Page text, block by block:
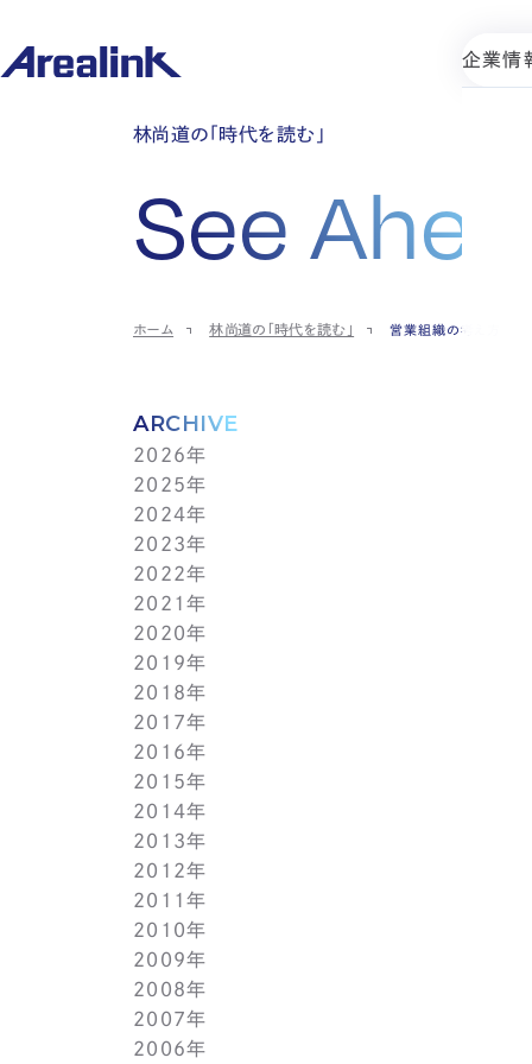
企業情
林尚道の「時代を読む」
See Ahead
ホーム 林尚道の「時代を読む」 営業組織の考え方
ARCHIVE
2026年
7月(1)
6月(1)
5月(1)
4月(1)
3月(1)
2月(1)
1月(1)
2025年
12月(1)
11月(1)
10月(1)
9月(1)
8月(1)
7月(1)
6月(1)
5月(1)
4月(1)
3月(1)
2月(1)
1月(2)
2024年
11月(1)
10月(1)
9月(1)
8月(1)
7月(1)
6月(1)
5月(1)
4月(1)
3月(1)
2月(1)
1月(2)
2023年
11月(1)
10月(1)
9月(1)
8月(1)
7月(1)
6月(1)
5月(1)
4月(1)
3月(1)
2月(1)
1月(2)
2022年
11月(1)
10月(1)
9月(1)
8月(1)
7月(1)
6月(1)
5月(1)
4月(1)
3月(2)
1月(2)
2021年
11月(1)
10月(1)
9月(1)
8月(1)
7月(1)
6月(1)
5月(1)
4月(1)
3月(1)
2月(1)
1月(2)
2020年
11月(2)
9月(2)
7月(1)
6月(2)
5月(2)
4月(3)
3月(2)
2月(1)
2019年
12月(2)
10月(1)
9月(2)
7月(1)
6月(2)
4月(1)
3月(1)
2月(1)
1月(1)
2018年
12月(1)
11月(1)
10月(1)
9月(2)
8月(1)
7月(1)
5月(1)
4月(1)
3月(1)
2月(1)
1月(1)
2017年
12月(1)
11月(1)
10月(1)
9月(1)
8月(1)
7月(1)
6月(1)
5月(1)
4月(1)
3月(1)
2月(1)
2016年
12月(1)
11月(1)
10月(1)
9月(1)
8月(1)
7月(1)
6月(1)
5月(1)
4月(1)
3月(1)
2015年
12月(1)
11月(1)
10月(1)
9月(1)
8月(1)
7月(1)
6月(1)
5月(1)
4月(1)
2014年
12月(1)
11月(1)
10月(1)
9月(1)
8月(1)
7月(1)
6月(1)
5月(1)
2013年
12月(1)
11月(1)
10月(1)
9月(1)
8月(1)
7月(1)
6月(1)
2012年
12月(1)
11月(1)
10月(1)
9月(1)
8月(1)
7月(1)
2011年
12月(1)
11月(1)
10月(1)
9月(1)
8月(1)
2010年
12月(1)
11月(1)
10月(1)
9月(1)
2009年
12月(1)
11月(1)
10月(1)
2008年
12月(1)
11月(1)
2007年
12月(1)
2006年